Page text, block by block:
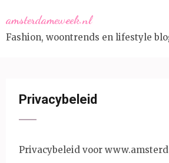
to
content
amsterdameweek.nl
Fashion, woontrends en lifestyle
Privacybeleid
Privacybeleid voor